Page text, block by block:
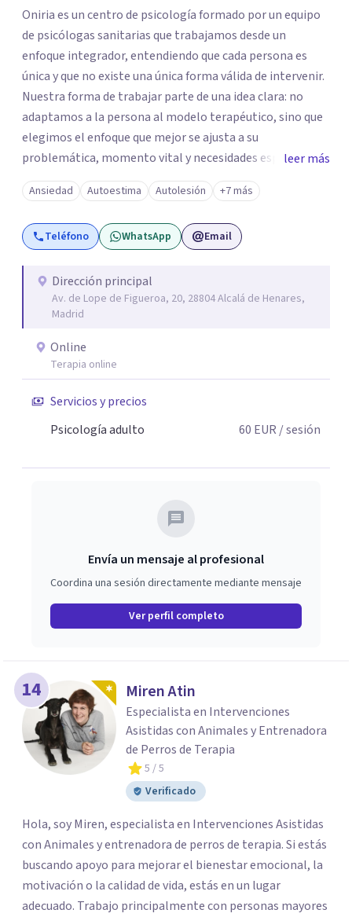
Oniria es un centro de psicología formado por un equipo
de psicólogas sanitarias que trabajamos desde un
enfoque integrador, entendiendo que cada persona es
única y que no existe una única forma válida de intervenir.
Nuestra forma de trabajar parte de una idea clara: no
adaptamos a la persona al modelo terapéutico, sino que
elegimos el enfoque que mejor se ajusta a su
problemática, momento vital y necesidades específicas.
La evaluación es una fase esencial del proceso.
Realizamos una valoración rigurosa antes de iniciar la
intervención, porque una buena comprensión del caso es
la base de un tratamiento eficaz. No trabajamos desde
individualizada. Además, mantenemos espacios
periódicos de supervisión clínica. Aunque cada paciente
cuenta con una terapeuta de referencia, el proceso se
enriquece con la mirada del equipo cuando es necesario,
garantizando una atención más completa y sólida,
siempre bajo el estricto respeto a la confidencialidad y la
ética profesional. En Oniria combinamos calidad técnica y
cercanía humana, cuidando la formación continua, el
leer más
Ansiedad Autoestima Autolesión +7 más
Teléfono WhatsApp Email
Dirección principal
Av. de Lope de Figueroa, 20, 28804 Alcalá de Henares,
Madrid
Online
Terapia online
Servicios y precios
Psicología adulto
60 EUR / sesión
Envía un mensaje al profesional
Coordina una sesión directamente mediante mensaje
Ver perfil completo
14 Miren Atin
Especialista en Intervenciones
Asistidas con Animales y Entrenadora
de Perros de Terapia
5 / 5
Verificado
Hola, soy Miren, especialista en Intervenciones Asistidas
con Animales y entrenadora de perros de terapia. Si estás
buscando apoyo para mejorar el bienestar emocional, la
motivación o la calidad de vida, estás en un lugar
adecuado. Trabajo principalmente con personas mayores